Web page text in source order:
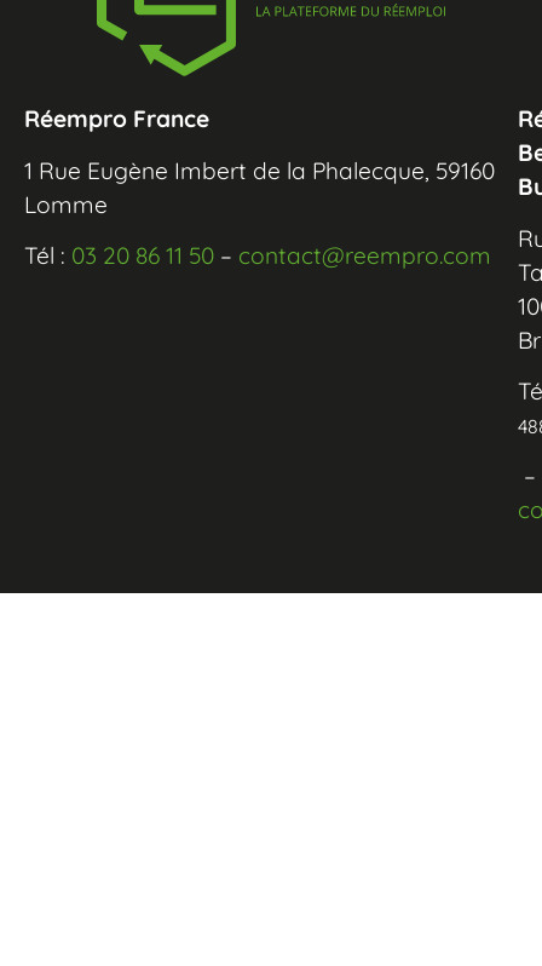
Réempro France
1 Rue Eugène Imbert de la Phalecque, 59160
Lomme
Tél : 03 20 86 11 50 – contact@reempro.com
–